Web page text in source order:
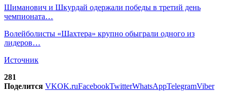
Шиманович и Шкурдай одержали победы в третий день
чемпионата…
Волейболисты «Шахтера» крупно обыграли одного из
лидеров…
Источник
281
Поделится VKOK.ruFacebookTwitterWhatsAppTelegramViber